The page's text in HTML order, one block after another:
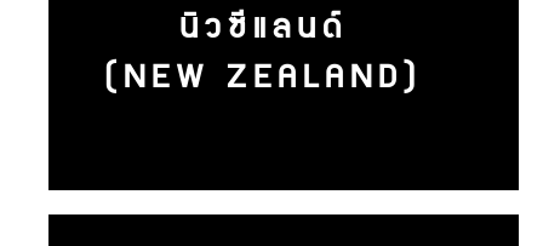
นิวซีแลนด์
(NEW ZEALAND)